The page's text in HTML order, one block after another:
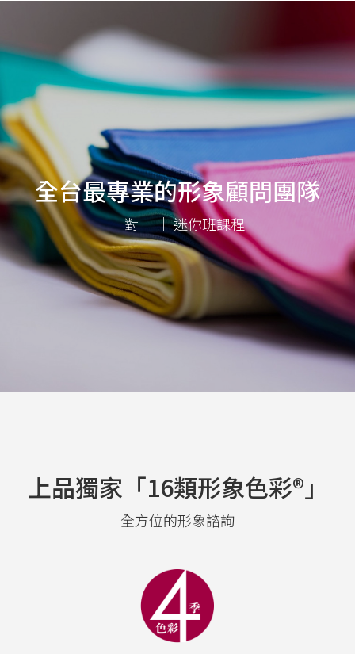
全台最專業的形象顧問團隊
一對一 ｜ 迷你班課程
上品獨家「16類形象色彩®」
全方位的形象諮詢